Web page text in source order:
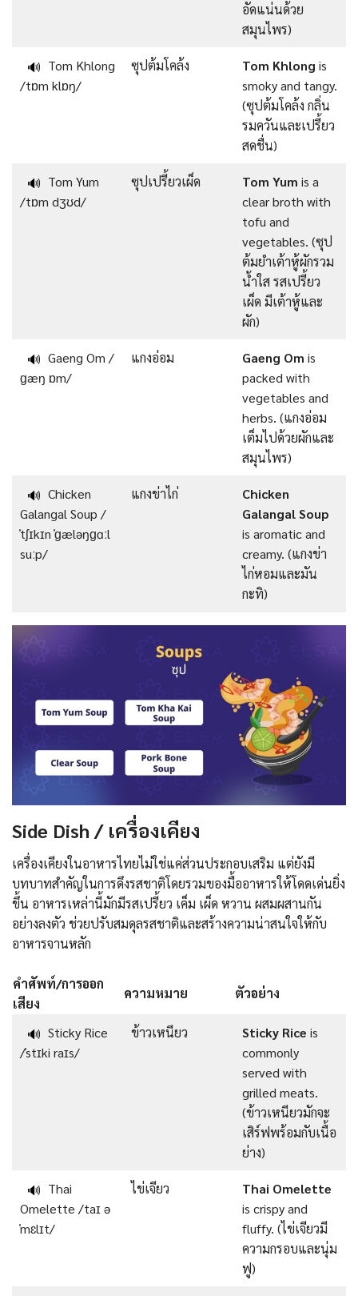
อัดแน่นด้วย
สมุนไพร)
🔊 Tom Khlong
/tɒm klɒŋ/
ซุปต้มโคล้ง Tom Khlong is
smoky and tangy.
(ซุปต้มโคล้ง กลิ่น
รมควันและเปรี้ยว
สดชื่น)
🔊 Tom Yum
/tɒm dʒʊd/
ซุปเปรี้ยวเผ็ด Tom Yum is a
clear broth with
tofu and
vegetables. (ซุป
ต้มยำเต้าหู้ผักรวม
น้ำใส รสเปรี้ยว
เผ็ด มีเต้าหู้และ
ผัก)
🔊 Gaeng Om /
ɡæŋ ɒm/
แกงอ่อม Gaeng Om is
packed with
vegetables and
herbs. (แกงอ่อม
เต็มไปด้วยผักและ
สมุนไพร)
🔊 Chicken
Galangal Soup /
ˈtʃɪkɪn ˈɡæləŋɡɑːl
suːp/
แกงข่าไก่
Chicken
Galangal Soup
is aromatic and
creamy. (แกงข่า
ไก่หอมและมัน
กะทิ)
Side Dish / เครื่องเคียง
เครื่องเคียงในอาหารไทยไม่ใช่แค่ส่วนประกอบเสริม แต่ยังมี
บทบาทสำคัญในการดึงรสชาติโดยรวมของมื้ออาหารให้โดดเด่นยิ่ง
ขึ้น อาหารเหล่านี้มักมีรสเปรี้ยว เค็ม เผ็ด หวาน ผสมผสานกัน
อย่างลงตัว ช่วยปรับสมดุลรสชาติและสร้างความน่าสนใจให้กับ
อาหารจานหลัก
คำศัพท์/การออก
เสียง
ความหมาย ตัวอย่าง
🔊 Sticky Rice
/ˈstɪki raɪs/
ข้าวเหนียว Sticky Rice is
commonly
served with
grilled meats.
(ข้าวเหนียวมักจะ
เสิร์ฟพร้อมกับเนื้อ
ย่าง)
🔊 Thai
Omelette /taɪ ə
ˈmɛlɪt/
ไข่เจียว
Thai Omelette
is crispy and
fluffy. (ไข่เจียวมี
ความกรอบและนุ่ม
ฟู)